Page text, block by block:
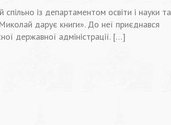
спільно із департаментом освіти і науки та
дарує книги». До неї приєднався
державної адміністрації. […]